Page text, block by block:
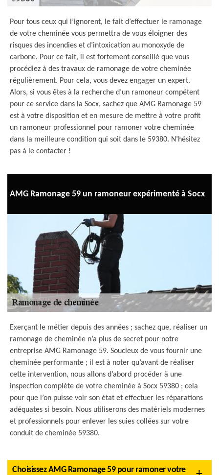
Pour tous ceux qui l’ignorent, le fait d’effectuer le ramonage
de votre cheminée vous permettra de vous éloigner des
risques des incendies et d’intoxication au monoxyde de
carbone. Pour ce fait, il est fortement conseillé que vous
procédiez à des travaux de ramonage de votre cheminée
régulièrement. Pour cela, vous devez engager un expert.
Alors, si vous êtes à la recherche d’un ramoneur compétent
pour ce service dans la Socx, sachez que AMG Ramonage 59
est à votre disposition et en mesure de mettre à votre profit
un ramoneur professionnel pour ramoner votre cheminée
dans la meilleure condition qui soit dans le 59380. N’hésitez
pas à le contacter !
AMG Ramonage 59 un ramoneur expérimenté à Socx
Exerçant le métier depuis des années ; sachez que, réaliser un
ramonage de cheminée n’a plus de secret pour notre
entreprise AMG Ramonage 59. Soucieux de vous fournir une
cheminée performante ; il est à noter qu’avant de réaliser
cette intervention, nous allons d’abord procéder à une
inspection complète de votre cheminée à Socx 59380 ; cela
pour que l’on puisse voir son état et effectuer les réparations
adéquates si besoin. Nous utiliserons des matériels modernes
et professionnels pour enlever les suies collées sur votre
conduit de cheminée 59380.
Choisissez AMG Ramonage 59 pour ramoner votre